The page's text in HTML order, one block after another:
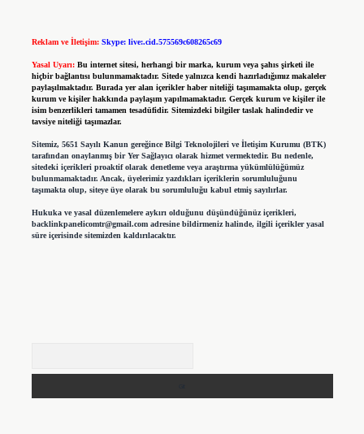
Reklam ve İletişim: Skype: live:.cid.575569c608265c69
Yasal Uyarı: Bu internet sitesi, herhangi bir marka, kurum veya şahıs şirketi ile
hiçbir bağlantısı bulunmamaktadır. Sitede yalnızca kendi hazırladığımız makaleler
paylaşılmaktadır. Burada yer alan içerikler haber niteliği taşımamakta olup, gerçek
kurum ve kişiler hakkında paylaşım yapılmamaktadır. Gerçek kurum ve kişiler ile
isim benzerlikleri tamamen tesadüfidir. Sitemizdeki bilgiler taslak halindedir ve
tavsiye niteliği taşımazlar.
Sitemiz, 5651 Sayılı Kanun gereğince Bilgi Teknolojileri ve İletişim Kurumu (BTK)
tarafından onaylanmış bir Yer Sağlayıcı olarak hizmet vermektedir. Bu nedenle,
sitedeki içerikleri proaktif olarak denetleme veya araştırma yükümlülüğümüz
bulunmamaktadır. Ancak, üyelerimiz yazdıkları içeriklerin sorumluluğunu
taşımakta olup, siteye üye olarak bu sorumluluğu kabul etmiş sayılırlar.
Hukuka ve yasal düzenlemelere aykırı olduğunu düşündüğünüz içerikleri,
backlinkpanelicomtr@gmail.comadresine bildirmeniz halinde, ilgili içerikler yasal
süre içerisinde sitemizden kaldırılacaktır.